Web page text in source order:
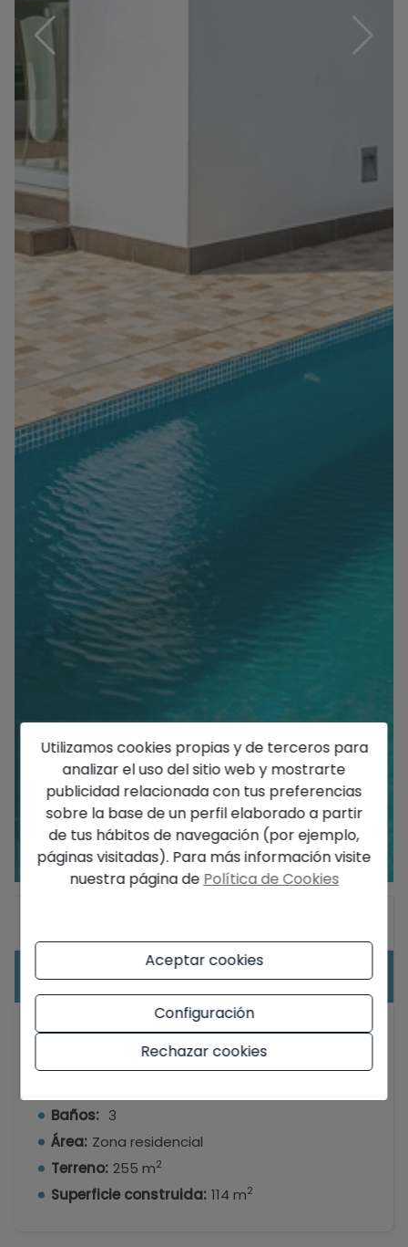
Equipamiento
Tipo: Chalet/Villa
3
Baños: 3
Área: Zona residencial
Terreno: 255 m2
Superficie construida: 114 m2
Utilizamos cookies propias y de terceros para
analizar el uso del sitio web y mostrarte
publicidad relacionada con tus preferencias
sobre la base de un perfil elaborado a partir
de tus hábitos de navegación (por ejemplo,
páginas visitadas). Para más información visite
nuestra página de Política de Cookies
Aceptar cookies
Configuración
Rechazar cookies